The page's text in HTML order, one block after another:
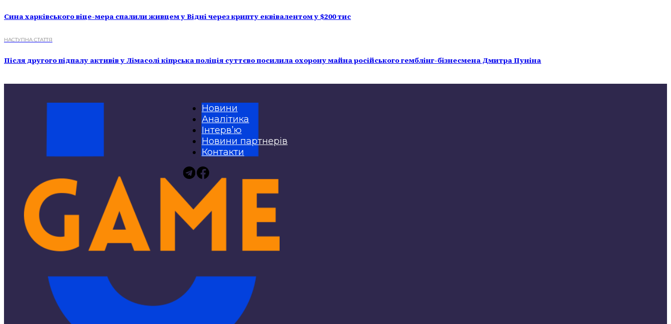
Сина харківського віце-мера спалили живцем у Відні через крипту еквівалентом у $200 тис
НАСТУПНА СТАТТЯ
Після другого підпалу активів у Лімасолі кіпрська поліція суттєво посилила охорону майна російського гемблінг-бізнесмена Дмитра Пуніна
Новини
Аналітика
Інтерв’ю
Новини партнерів
Контакти